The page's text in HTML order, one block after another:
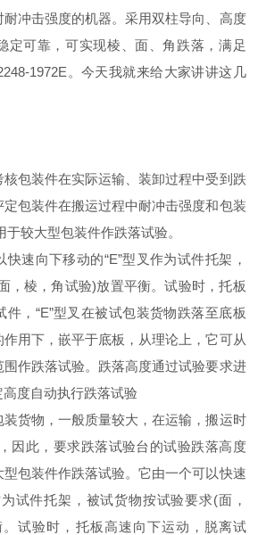
冲击强度的机器。采用双柱导向、高度
定可靠，可实现棱、面、角跌落，满足
1972E。今天我就来给大家讲讲这几
装件在实际运输、装卸过程中受到跌
包装件在搬运过程中耐冲击强度和包装
较大型包装件作跌落试验。
向下移动的“E”型叉作为试件托架，
，棱，角试验)放置平衡。试验时，托板
，“E”型叉在被试包装货物跌落至底板
用下，嵌平于底板，从理论上，它可从
作跌落试验。跌落高度通过试验要求进
度自动执行跌落试验
物，一般质量较大，在运输，搬运时
因此，要求跌落试验台的试验跌落高度
包装件作跌落试验。它由一个可以快速
试件托架，被试货物按试验要求(面，
试验时，托板高速向下运动，脱离试